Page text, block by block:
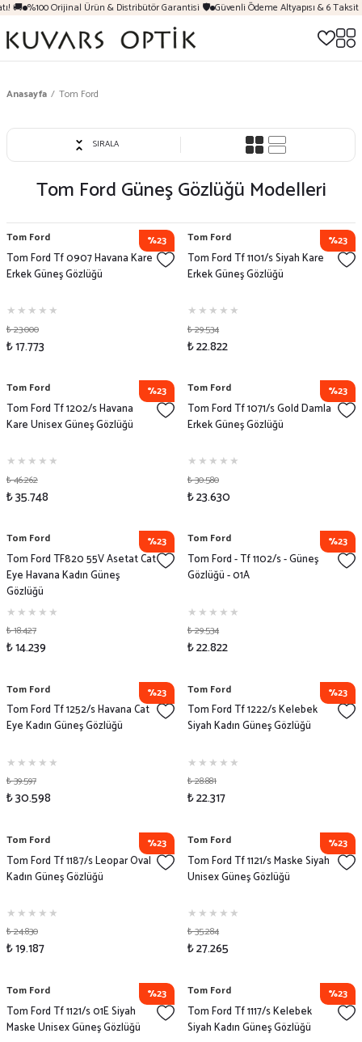
🚚 %100 Orijinal Ürün & Distribütör Garantisi 🛡️ Güvenli Ödeme Altyapısı & 6 Taksit
Anasayfa Tom Ford
SIRALA
Tom Ford Güneş Gözlüğü Modelleri
%23
Tom Ford
Tom Ford Tf 0907 Havana Kare
Erkek Güneş Gözlüğü
₺ 23.000
₺ 17.773
%23
Tom Ford
Tom Ford Tf 1101/s Siyah Kare
Erkek Güneş Gözlüğü
₺ 29.534
₺ 22.822
%23
Tom Ford
Tom Ford Tf 1202/s Havana
Kare Unisex Güneş Gözlüğü
₺ 46.262
₺ 35.748
%23
Tom Ford
Tom Ford Tf 1071/s Gold Damla
Erkek Güneş Gözlüğü
₺ 30.580
₺ 23.630
%23
Tom Ford
Tom Ford TF820 55V Asetat Cat
Eye Havana Kadın Güneş
Gözlüğü
₺ 18.427
₺ 14.239
%23
Tom Ford
Tom Ford - Tf 1102/s - Güneş
Gözlüğü - 01A
₺ 29.534
₺ 22.822
%23
Tom Ford
Tom Ford Tf 1252/s Havana Cat
Eye Kadın Güneş Gözlüğü
₺ 39.597
₺ 30.598
%23
Tom Ford
Tom Ford Tf 1222/s Kelebek
Siyah Kadın Güneş Gözlüğü
₺ 28.881
₺ 22.317
%23
Tom Ford
Tom Ford Tf 1187/s Leopar Oval
Kadın Güneş Gözlüğü
₺ 24.830
₺ 19.187
%23
Tom Ford
Tom Ford Tf 1121/s Maske Siyah
Unisex Güneş Gözlüğü
₺ 35.284
₺ 27.265
%23
Tom Ford
Tom Ford Tf 1121/s 01E Siyah
Maske Unisex Güneş Gözlüğü
%23
Tom Ford
Tom Ford Tf 1117/s Kelebek
Siyah Kadın Güneş Gözlüğü